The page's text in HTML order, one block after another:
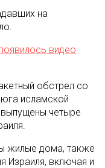
на
видео
обстрел со
исламской
четыре
жилые дома, также
Израиля, включая и